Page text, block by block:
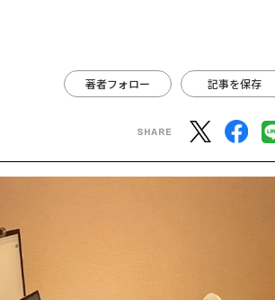
著者フォロー 記事を保存